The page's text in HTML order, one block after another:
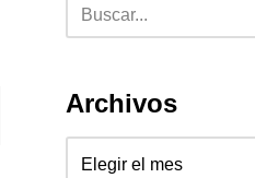
Archivos